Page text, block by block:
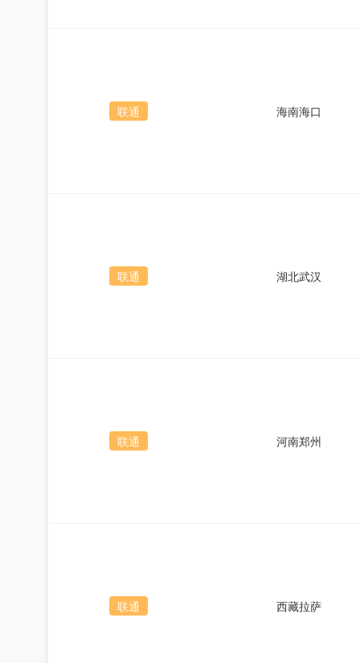
联通 海南海口
联通 湖北武汉
联通 河南郑州
联通 西藏拉萨